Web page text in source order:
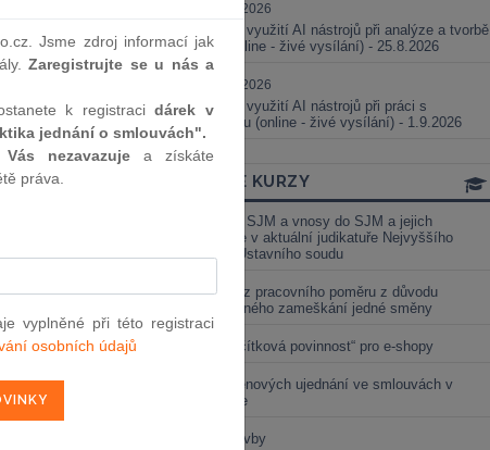
konkrétním
jedné nebo obou
stranami dojednán
kurz na využití
dohodly, však
ze smlouvy
nelze rozumně
25.08.2026
Praktické využití AI nástrojů při analýze a tvorbě
smluv (online - živé vysílání) - 25.8.2026
01.09.2026
Praktické využití AI nástrojů při práci s
judikaturou (online - živé vysílání) - 1.9.2026
ONLINE KURZY
Vnosy ze SJM a vnosy do SJM a jejich
valorizace v aktuální judikatuře Nejvyššího
soudu a Ústavního soudu
Výpověď z pracovního poměru z důvodu
neomluveného zameškání jedné směny
Nová „tlačítková povinnost“ pro e-shopy
Změna cenových ujednání ve smlouvách v
energetice
Černé stavby
Jsme zdroj informací jak
Zaregistrujte se u nás a
k registracidárek v
jednání o smlouvách".
nezavazuje a získáte
práva.
vyplněné při této registraci
osobních údajů